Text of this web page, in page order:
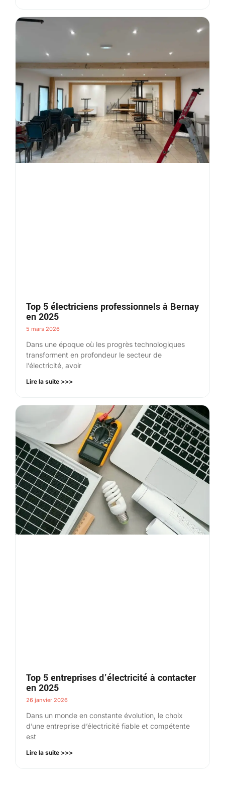
Top 5 électriciens professionnels à Bernay
en 2025
5 mars 2026
Dans une époque où les progrès technologiques
transforment en profondeur le secteur de
l’électricité, avoir
Lire la suite >>>
Top 5 entreprises d’électricité à contacter
en 2025
26 janvier 2026
Dans un monde en constante évolution, le choix
d’une entreprise d’électricité fiable et compétente
est
Lire la suite >>>